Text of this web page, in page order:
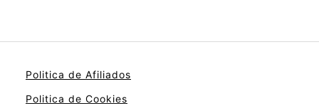
Politica de Afiliados
Politica de Cookies